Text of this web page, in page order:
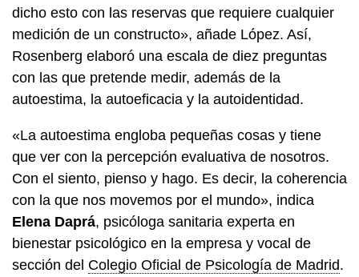
dicho esto con las reservas que requiere cualquier
medición de un constructo», añade López. Así,
Rosenberg elaboró una escala de diez preguntas
con las que pretende medir, además de la
autoestima, la autoeficacia y la autoidentidad.
«La autoestima engloba pequeñas cosas y tiene
que ver con la percepción evaluativa de nosotros.
Con el siento, pienso y hago. Es decir, la coherencia
con la que nos movemos por el mundo», indica
Elena Daprá, psicóloga sanitaria experta en
bienestar psicológico en la empresa y vocal de
sección del Colegio Oficial de Psicología de Madrid.